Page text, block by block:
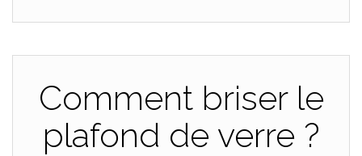
Comment briser le
plafond de verre ?